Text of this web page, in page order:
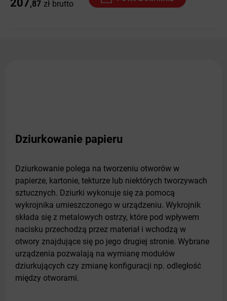
207,87 zł brutto
Dziurkowanie papieru
Dziurkowanie polega na tworzeniu otworów w
papierze, kartonie, tekturze lub niektórych tworzywach
sztucznych. Dziurki wykonuje się za pomocą
wykrojnika umieszczonego w urządzeniu. Wykrojnik
składa się z metalowych ostrzy, które pod wpływem
nacisku przechodzą przez materiał i wchodzą w
otwory znajdujące się po jego drugiej stronie. Wybrane
urządzenia pozwalają na wymianę modułów
dziurkujących czy zmianę konfiguracji np. odległość
między otworami.